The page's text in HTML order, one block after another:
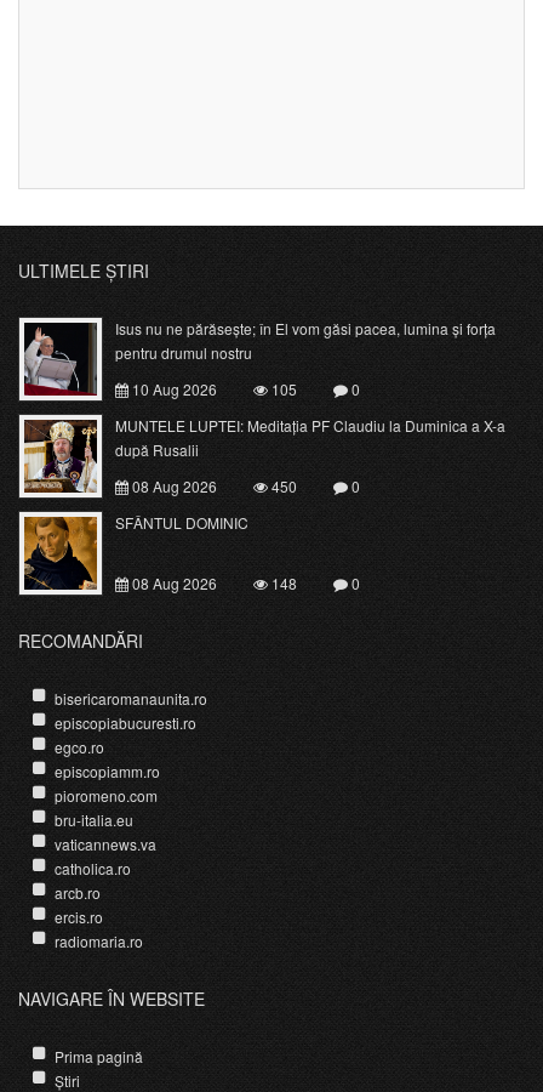
ULTIMELE ȘTIRI
Isus nu ne părăsește; în El vom găsi pacea, lumina și forța
pentru drumul nostru
10 Aug 2026
105
0
MUNTELE LUPTEI: Meditația PF Claudiu la Duminica a X-a
după Rusalii
08 Aug 2026
450
0
SFÂNTUL DOMINIC
08 Aug 2026 148 0
RECOMANDĂRI
bisericaromanaunita.ro
episcopiabucuresti.ro
egco.ro
episcopiamm.ro
pioromeno.com
bru-italia.eu
vaticannews.va
catholica.ro
arcb.ro
ercis.ro
radiomaria.ro
NAVIGARE ÎN WEBSITE
Prima pagină
Știri